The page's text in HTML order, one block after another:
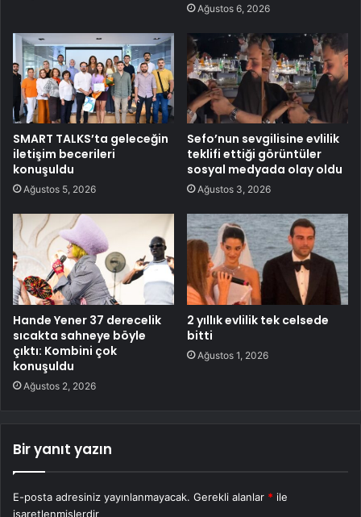
Ağustos 6, 2026
SMART TALKS’ta geleceğin
iletişim becerileri
konuşuldu
Ağustos 5, 2026
Sefo’nun sevgilisine evlilik
teklifi ettiği görüntüler
sosyal medyada olay oldu
Ağustos 3, 2026
Hande Yener 37 derecelik
sıcakta sahneye böyle
çıktı: Kombini çok
konuşuldu
Ağustos 2, 2026
2 yıllık evlilik tek celsede
bitti
Ağustos 1, 2026
Bir yanıt yazın
E-posta adresiniz yayınlanmayacak. Gerekli alanlar * ile
işaretlenmişlerdir